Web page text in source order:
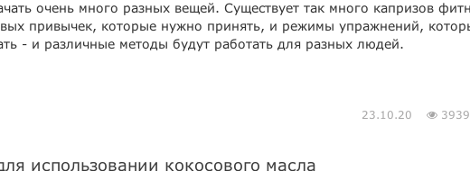
очень много разных вещей. Существует так много капризов
привычек, которые нужно принять, и режимы упражнений,
- и различные методы будут работать для разных людей.
23.10.20 3939
использовании кокосового масла